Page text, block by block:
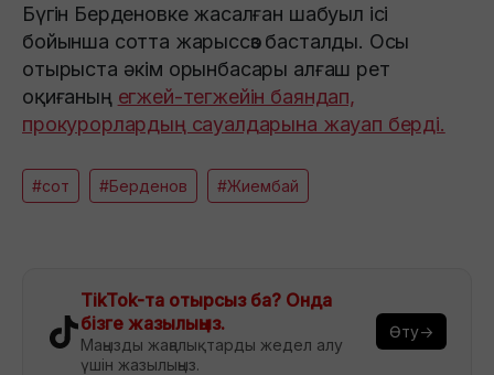
Бүгін Берденовке жасалған шабуыл ісі
бойынша сотта жарыссөз басталды. Осы
отырыста әкім орынбасары алғаш рет
оқиғаның егжей-тегжейін баяндап,
прокурорлардың сауалдарына жауап берді.
#сот #Берденов #Жиембай
TikTok-та отырсыз ба? Онда
бізге жазылыңыз.
Маңызды жаңалықтарды жедел алу
үшін жазылыңыз.
Өту→